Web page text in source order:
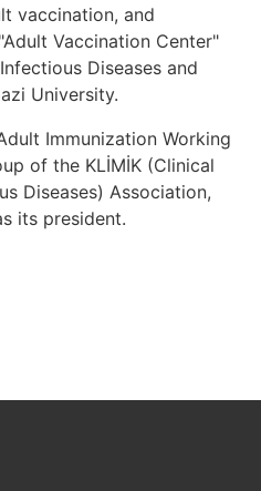
vaccination, and
Vaccination Center"
Diseases and
University.
Immunization Working
of the KLİMİK (Clinical
Diseases) Association,
its president.